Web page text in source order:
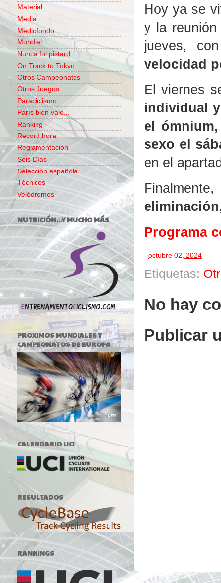
Hoy ya se
y la reunión
jueves,
velocidad
El viernes
individual
el
sexo el
en el
Programa
- octubre 02, 2024
Etiquetas:
No hay
Publicar
Material
Media
Mediofondo
Mundial
Nunca fui pistard
On Track to Tokyo
Otros Campeonatos
Otros Juegos
Paraciclismo
París bien vale...
Ranking
Record hora
Reglamentación
Seis Días
Selección española
Técnicos
Velódromos
NUTRICIÓN...Y MUCHO MÁS
PROXIMOS MUNDIALES Y
CAMPEONATOS DE EUROPA
CALENDARIO UCI
RESULTADOS
RANKINGS